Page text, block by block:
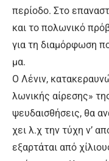
πε­ρί­ο­δο. Στο
και το πο­λω­νι­κό
για τη δια­μόρ­φω­ση
μα.
Ο Λέ­νιν,
λω­νι­κής αί­ρε­σης»
ψευ­δαι­σθή­σεις, θα
χει λ.χ την τύ­χη ν’
ε­ξαρ­τά­ται α­πό